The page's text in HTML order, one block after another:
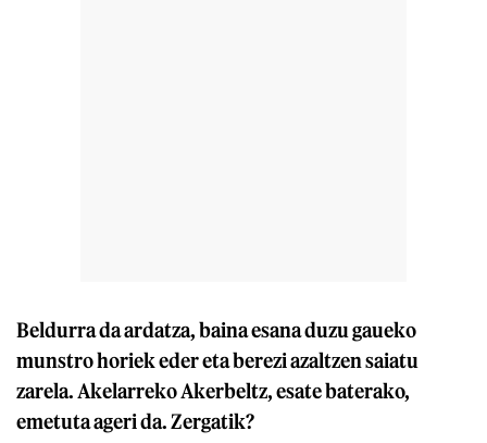
Beldurra da ardatza, baina esana duzu gaueko
munstro horiek eder eta berezi azaltzen saiatu
zarela. Akelarreko Akerbeltz, esate baterako,
emetuta ageri da. Zergatik?